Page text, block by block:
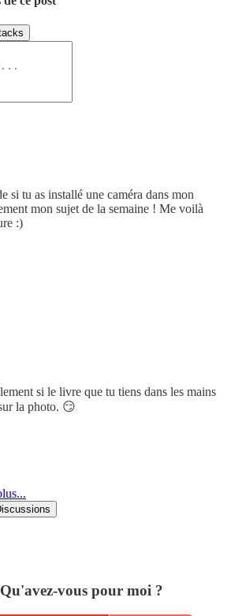
si tu as installé une caméra dans mon
mon sujet de la semaine ! Me voilà
:)
si le livre que tu tiens dans les mains
la photo. 😏
vous pour moi ?